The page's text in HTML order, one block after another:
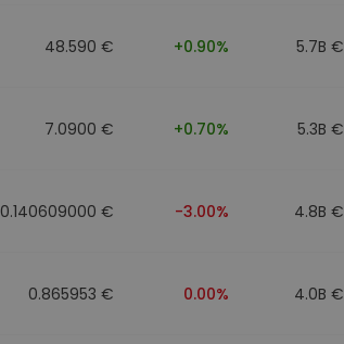
48.590 € +0.90% 5.7B €
7.0900 € +0.70% 5.3B €
0.140609000 € -3.00% 4.8B €
0.865953 € 0.00% 4.0B €